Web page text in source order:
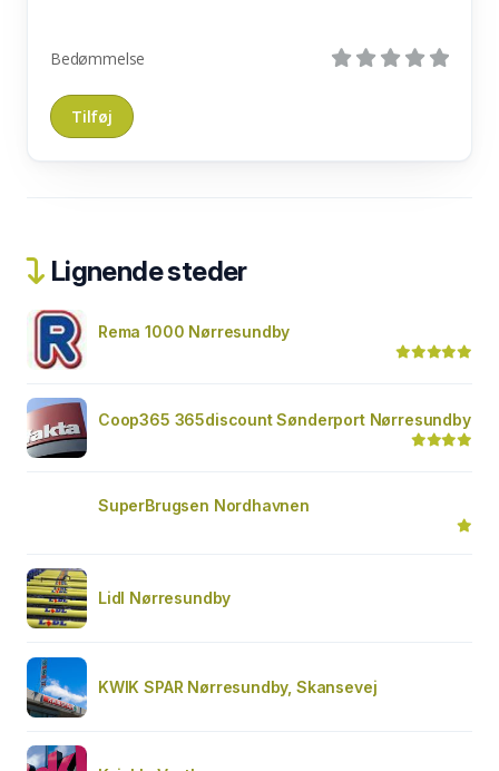
Bedømmelse
Lignende steder
Rema 1000 Nørresundby
Coop365 365discount Sønderport Nørresundby
SuperBrugsen Nordhavnen
Lidl Nørresundby
KWIK SPAR Nørresundby, Skansevej